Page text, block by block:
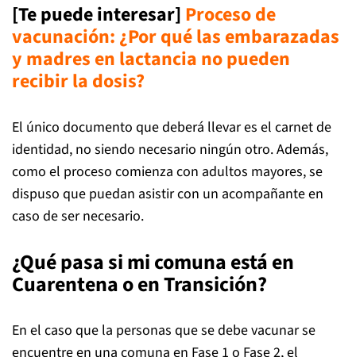
[Te puede interesar] Proceso de
vacunación: ¿Por qué las embarazadas
y madres en lactancia no pueden
recibir la dosis?
El único documento que deberá llevar es el carnet de
identidad, no siendo necesario ningún otro. Además,
como el proceso comienza con adultos mayores, se
dispuso que puedan asistir con un acompañante en
caso de ser necesario.
¿Qué pasa si mi comuna está en
Cuarentena o en Transición?
En el caso que la personas que se debe vacunar se
encuentre en una comuna en Fase 1 o Fase 2, el